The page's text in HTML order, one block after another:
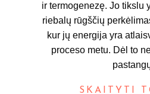
ir termogenezę. Jo tikslu
riebalų rūgščių
kur jų energija yra
proceso metu. Dėl to
SKAITYTI